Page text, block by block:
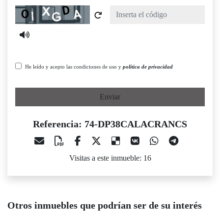
Captcha
He leído y acepto las condiciones de uso y política de privacidad
Enviar
Referencia: 74-DP38CALACRANCS
Visitas a este inmueble: 16
Otros inmuebles que podrían ser de su interés